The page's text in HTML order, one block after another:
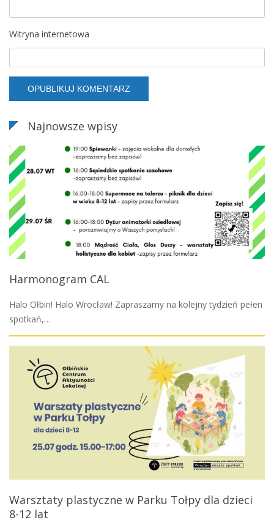
Witryna internetowa
Najnowsze wpisy
Harmonogram CAL
Halo Ołbin! Halo Wrocław! Zapraszamy na kolejny tydzień pełen
spotkań,…
Warsztaty plastyczne w Parku Tołpy dla dzieci
8-12 lat